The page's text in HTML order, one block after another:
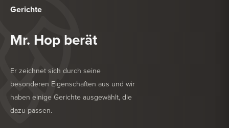
Gerichte
Mr. Hop berät
Er zeichnet sich durch seine
besonderen Eigenschaften aus und wir
haben einige Gerichte ausgewählt, die
dazu passen.
KÖSTLICH ZU